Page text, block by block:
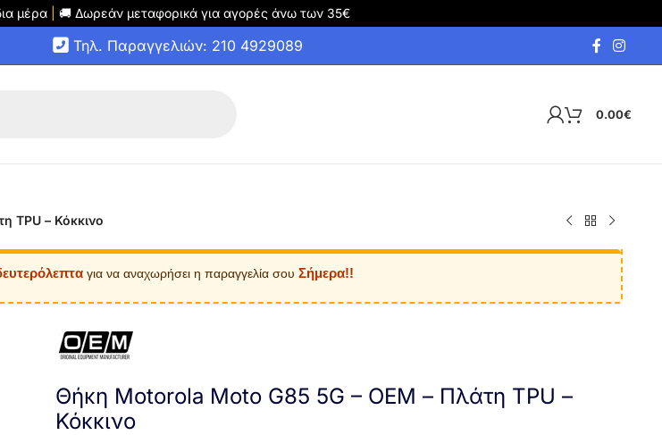
μέρα 🚚 Δωρεάν μεταφορικά για αγορές άνω των 35€
Τηλ. Παραγγελιών: 210 4929089
0.00€
TPU – Κόκκινο
για να αναχωρήσει η παραγγελία σου Σήμερα!!
Θήκη Motorola Moto G85 5G – OEM – Πλάτη TPU –
Κόκκινο